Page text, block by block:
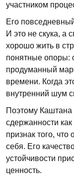
участником
Его
И это не скука, а
хорошо жить в
понятные опоры:
продуманный
времени. Когда
внутренний шум
Поэтому Каштана
сдержанности
признак того, что
себя. Его
устойчивости
ценность.